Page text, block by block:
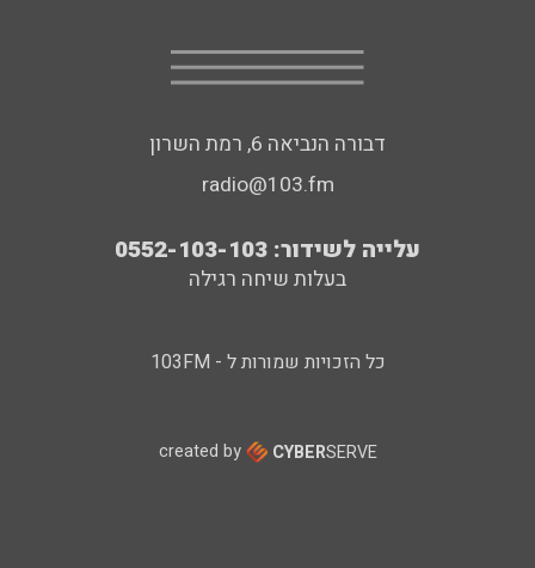
דבורה הנביאה 6, רמת השרון
radio@103.fm
עלייה לשידור: 0552-103-103
בעלות שיחה רגילה
כל הזכויות שמורות ל - 103FM
created by CYBERSERVE